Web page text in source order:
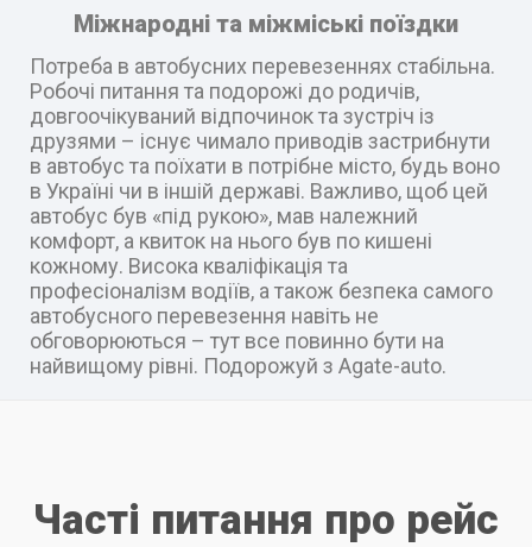
Міжнародні та міжміські поїздки
Потреба в автобусних перевезеннях стабільна.
Робочі питання та подорожі до родичів,
довгоочікуваний відпочинок та зустріч із
друзями – існує чимало приводів застрибнути
в автобус та поїхати в потрібне місто, будь воно
в Україні чи в іншій державі. Важливо, щоб цей
автобус був «під рукою», мав належний
комфорт, а квиток на нього був по кишені
кожному. Висока кваліфікація та
професіоналізм водіїв, а також безпека самого
автобусного перевезення навіть не
обговорюються – тут все повинно бути на
найвищому рівні. Подорожуй з Agate-auto.
Часті питання про рейс